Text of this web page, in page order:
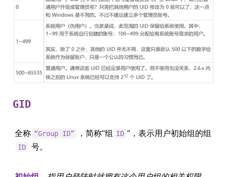
GID
全称 “Group ID” ，简称“组 ID ”，表示用户初始组的组
ID 号。